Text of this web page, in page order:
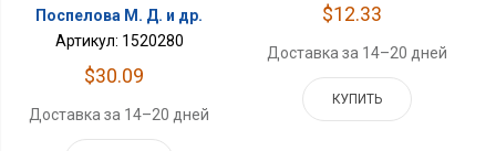
Поспелова М. Д. и др.
Артикул: 1520280
$30.09
Доставка за 14–20 дней
$12.33
Доставка за 14–20 дней
КУПИТЬ